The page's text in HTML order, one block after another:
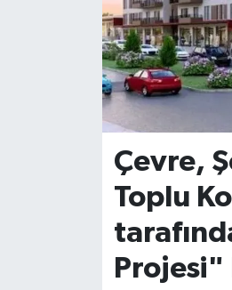
Çevre,
Toplu
KÜLTÜR-SANAT